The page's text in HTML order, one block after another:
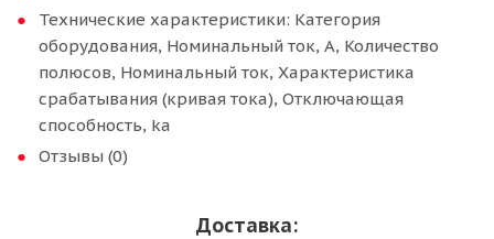
Технические характеристики: Категория
оборудования, Номинальный ток, А, Количество
полюсов, Номинальный ток, Характеристика
срабатывания (кривая тока), Отключающая
способность, ka
Отзывы (0)
Доставка: